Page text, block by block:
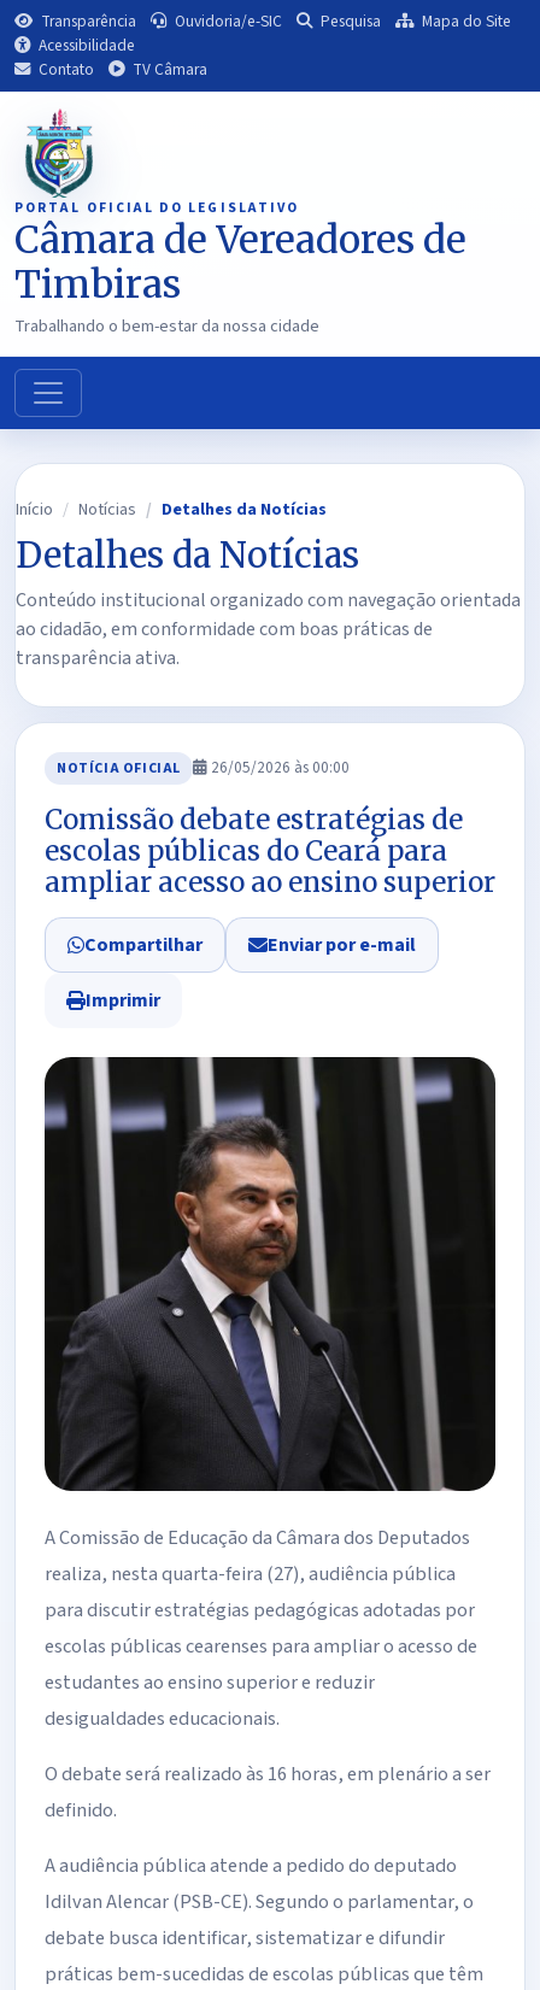
Transparência Ouvidoria/e-SIC Pesquisa
Mapa do Site
Acessibilidade
Contato
TV Câmara
PORTAL OFICIAL DO LEGISLATIVO
Câmara de Vereadores de
Timbiras
Trabalhando o bem-estar da nossa cidade
Início Notícias Detalhes da Notícias
Detalhes da Notícias
Conteúdo institucional organizado com navegação orientada
ao cidadão, em conformidade com boas práticas de
transparência ativa.
NOTÍCIA OFICIAL 26/05/2026 às 00:00
Comissão debate estratégias de
escolas públicas do Ceará para
ampliar acesso ao ensino superior
Compartilhar Enviar por e-mail
Imprimir
A Comissão de Educação da Câmara dos Deputados
realiza, nesta quarta-feira (27), audiência pública
para discutir estratégias pedagógicas adotadas por
escolas públicas cearenses para ampliar o acesso de
estudantes ao ensino superior e reduzir
desigualdades educacionais.
O debate será realizado às 16 horas, em plenário a ser
definido.
A audiência pública atende a pedido do deputado
Idilvan Alencar (PSB-CE). Segundo o parlamentar, o
debate busca identificar, sistematizar e difundir
práticas bem-sucedidas de escolas públicas que têm